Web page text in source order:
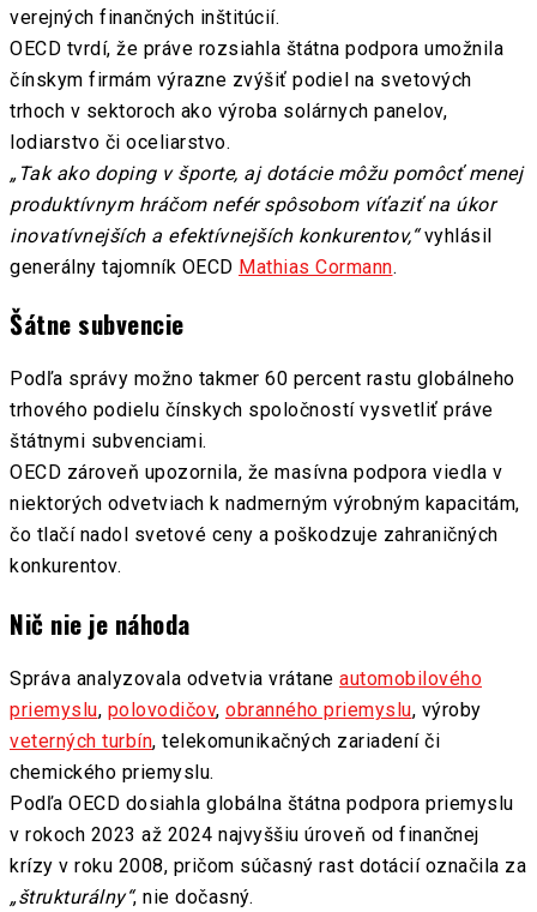
verejných finančných inštitúcií.
OECD tvrdí, že práve rozsiahla štátna podpora umožnila
čínskym firmám výrazne zvýšiť podiel na svetových
trhoch v sektoroch ako výroba solárnych panelov,
lodiarstvo či oceliarstvo.
„Tak ako doping v športe, aj dotácie môžu pomôcť menej
produktívnym hráčom nefér spôsobom víťaziť na úkor
inovatívnejších a efektívnejších konkurentov,“vyhlásil
generálny tajomník OECD Mathias Cormann.
Šátne subvencie
Podľa správy možno takmer 60 percent rastu globálneho
trhového podielu čínskych spoločností vysvetliť práve
štátnymi subvenciami.
OECD zároveň upozornila, že masívna podpora viedla v
niektorých odvetviach k nadmerným výrobným kapacitám,
čo tlačí nadol svetové ceny a poškodzuje zahraničných
konkurentov.
Nič nie je náhoda
Správa analyzovala odvetvia vrátane automobilového
priemyslu, polovodičov, obranného priemyslu, výroby
veterných turbín, telekomunikačných zariadení či
chemického priemyslu.
Podľa OECD dosiahla globálna štátna podpora priemyslu
v rokoch 2023 až 2024 najvyššiu úroveň od finančnej
krízy v roku 2008, pričom súčasný rast dotácií označila za
„štrukturálny“, nie dočasný.